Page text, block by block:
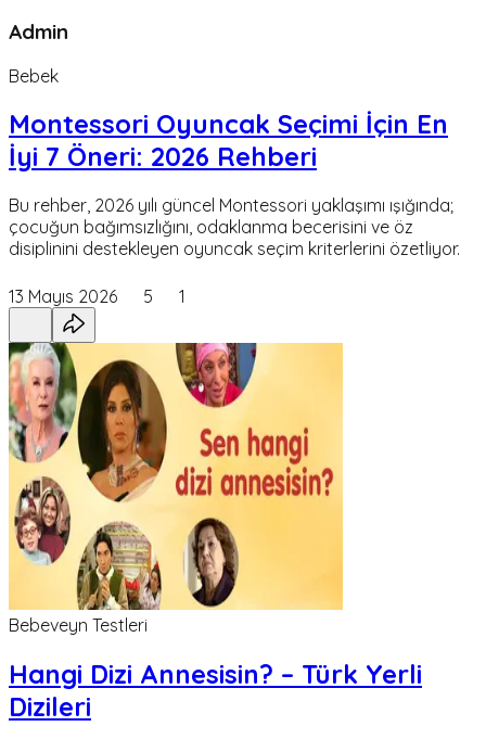
Admin
Bebek
Montessori Oyuncak Seçimi İçin En
İyi 7 Öneri: 2026 Rehberi
Bu rehber, 2026 yılı güncel Montessori yaklaşımı ışığında;
çocuğun bağımsızlığını, odaklanma becerisini ve öz
disiplinini destekleyen oyuncak seçim kriterlerini özetliyor.
13 Mayıs 2026 5 1
Bebeveyn Testleri
Hangi Dizi Annesisin? – Türk Yerli
Dizileri